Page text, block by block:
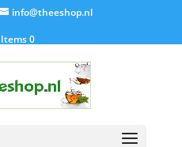
info@theeshop.nl
Items 0